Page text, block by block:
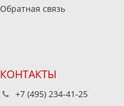
Обратная связь
КОНТАКТЫ
+7 (495) 234-41-25